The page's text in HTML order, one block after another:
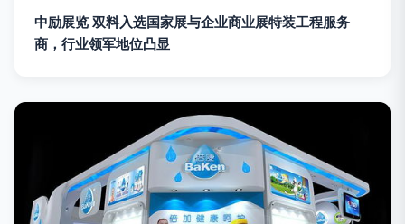
中励展览 双料入选国家展与企业商业展特装工程服务
商，行业领军地位凸显